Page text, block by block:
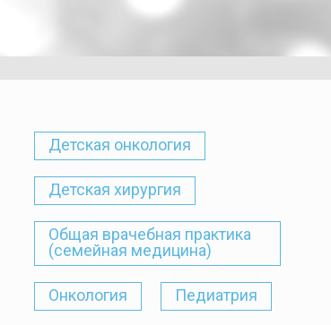
Детская онкология
Детская хирургия
Общая врачебная практика
(семейная медицина)
Онкология Педиатрия